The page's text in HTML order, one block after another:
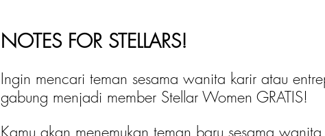
NOTES FOR STELLARS!
Ingin mencari teman sesama wanita karir atau
gabung menjadi member Stellar Women GRATIS!
Kamu akan menemukan teman baru sesama